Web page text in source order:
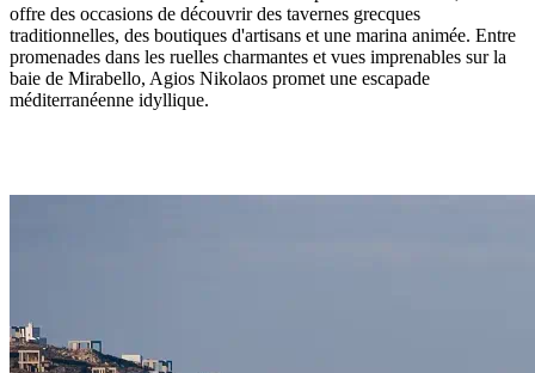
offre des occasions de découvrir des tavernes grecques
traditionnelles, des boutiques d'artisans et une marina animée. Entre
promenades dans les ruelles charmantes et vues imprenables sur la
baie de Mirabello, Agios Nikolaos promet une escapade
méditerranéenne idyllique.